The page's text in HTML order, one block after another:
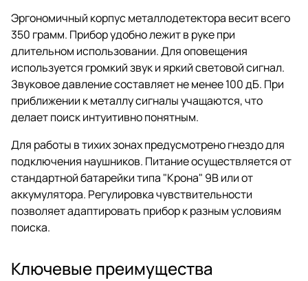
Эргономичный корпус металлодетектора весит всего
350 грамм. Прибор удобно лежит в руке при
длительном использовании. Для оповещения
используется громкий звук и яркий световой сигнал.
Звуковое давление составляет не менее 100 дБ. При
приближении к металлу сигналы учащаются, что
делает поиск интуитивно понятным.
Для работы в тихих зонах предусмотрено гнездо для
подключения наушников. Питание осуществляется от
стандартной батарейки типа "Крона" 9В или от
аккумулятора. Регулировка чувствительности
позволяет адаптировать прибор к разным условиям
поиска.
Ключевые преимущества